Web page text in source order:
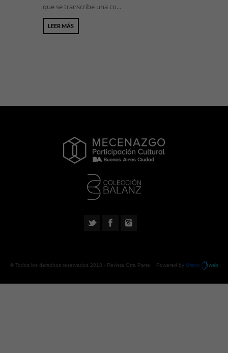
que se transcribe una co...
LEER MÁS
© Todos los derechos reservados 2018 - Revista Otra Parte . Powered by Urano web